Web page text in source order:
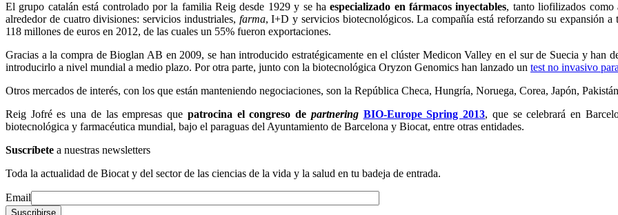
El grupo catalán está controlado por la familia Reig desde 1929 y se haespecializado en fármacos inyectables, tanto liofilizados como
alrededor de cuatro divisiones: servicios industriales, farma, I+D y servicios biotecnológicos. La compañía está reforzando su expansión
118 millones de euros en 2012, de las cuales un 55% fueron exportaciones.
Gracias a la compra de Bioglan AB en 2009, se han introducido estratégicamente en el clúster Medicon Valley en el sur de Suecia y han
introducirlo a nivel mundial a medio plazo. Por otra parte, junto con la biotecnológica Oryzon Genomics han lanzado un test no invasivo
Otros mercados de interés, con los que están manteniendo negociaciones, son la República Checa, Hungría, Noruega, Corea, Japón,
Reig Jofré es una de las empresas que patrocina el congreso de partnering BIO-Europe Spring 2013, que se celebrará en
biotecnológica y farmacéutica mundial, bajo el paraguas del Ayuntamiento de Barcelona y Biocat, entre otras entidades.
Suscríbete a nuestras newsletters
Toda la actualidad de Biocat y del sector de las ciencias de la vida y la salud en tu badeja de entrada.
Email